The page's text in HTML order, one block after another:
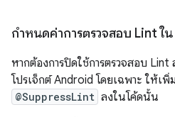
กำหนดค่าการตรวจสอบ Lint ใ
หากต้องการปิดใช้การตรวจสอบ
โปรเจ็กต์ Android โดยเฉพาะ ให้เพิ่
@SuppressLint ลงในโค้ดนั้น